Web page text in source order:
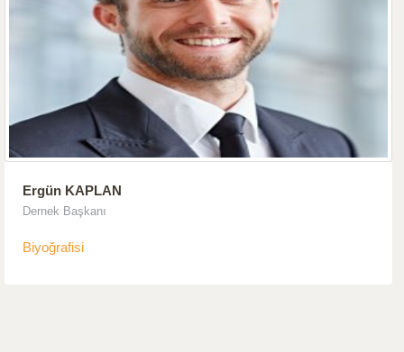
Ergün KAPLAN
Dernek Başkanı
Biyoğrafisi